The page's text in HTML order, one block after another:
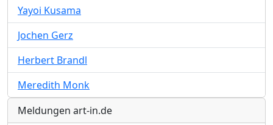
Yayoi Kusama
Jochen Gerz
Herbert Brandl
Meredith Monk
Meldungen art-in.de